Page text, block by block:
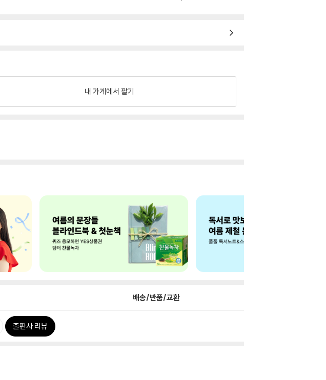
내 가게에서 팔기
배송/반품/교환
출판사 리뷰